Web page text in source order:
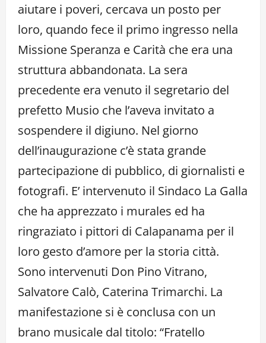
aiutare i poveri, cercava un posto per
loro, quando fece il primo ingresso nella
Missione Speranza e Carità che era una
struttura abbandonata. La sera
precedente era venuto il segretario del
prefetto Musio che l’aveva invitato a
sospendere il digiuno. Nel giorno
dell’inaugurazione c’è stata grande
partecipazione di pubblico, di giornalisti e
fotografi. E’ intervenuto il Sindaco La Galla
che ha apprezzato i murales ed ha
ringraziato i pittori di Calapanama per il
loro gesto d’amore per la storia città.
Sono intervenuti Don Pino Vitrano,
Salvatore Calò, Caterina Trimarchi. La
manifestazione si è conclusa con un
brano musicale dal titolo: “Fratello